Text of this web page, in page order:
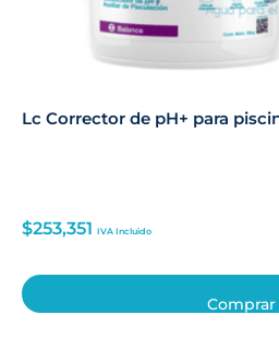
Lc Corrector de pH+ para
$253,351 IVA Incluido
Comprar